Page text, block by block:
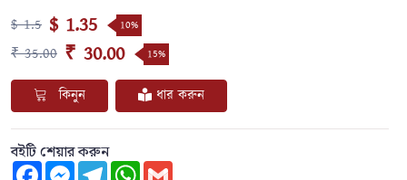
$ 1.5 $ 1.35 10%
₹ 35.00 ₹ 30.00 15%
কিনুন ধার করুন
বইটি শেয়ার করুন
FacebookMessengerTelegramWhatsApp